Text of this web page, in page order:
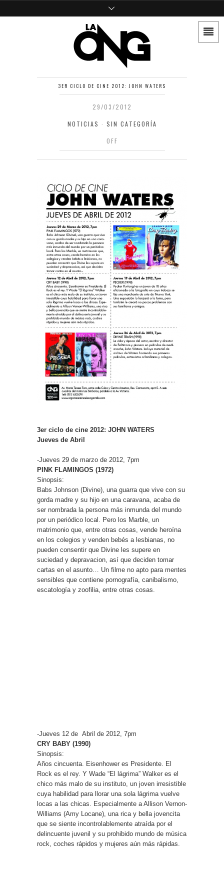
3ER CICLO DE CINE 2012: JOHN WATERS
29/03/2012
NOTICIAS · SIN CATEGORÍA
OFF
3er ciclo de cine 2012: JOHN WATERS
Jueves de Abril
-Jueves 29 de marzo de 2012, 7pm
PINK FLAMINGOS (1972)
Sinopsis:
Babs Johnson (Divine), una guarra que vive con su
gorda madre y su hijo en una caravana, acaba de
ser nombrada la persona más inmunda del mundo
por un periódico local. Pero los Marble, un
matrimonio que, entre otras cosas, vende heroína
en los colegios y venden bebés a lesbianas, no
pueden consentir que Divine les supere en
suciedad y depravacion, así que deciden tomar
cartas en el asunto… Un filme no apto para mentes
sensibles que contiene pornografía, canibalismo,
escatología y zoofilia, entre otras cosas.
-Jueves 12 de Abril de 2012, 7pm
CRY BABY (1990)
Sinopsis:
Años cincuenta. Eisenhower es Presidente. El
Rock es el rey. Y Wade “El lágrima” Walker es el
chico más malo de su instituto, un joven irresistible
cuya habilidad para llorar una sola lágrima vuelve
locas a las chicas. Especialmente a Allison Vernon-
Williams (Amy Locane), una rica y bella jovencita
que se siente incontrolablemente atraída por el
delincuente juvenil y su prohibido mundo de música
rock, coches rápidos y mujeres aún más rápidas.